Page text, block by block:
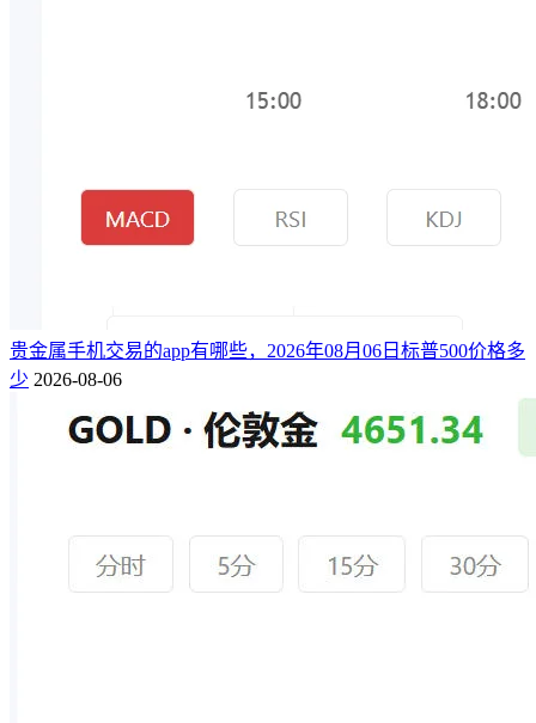
贵金属手机交易的app有哪些，2026年08月06日标普500价格多
少 2026-08-06